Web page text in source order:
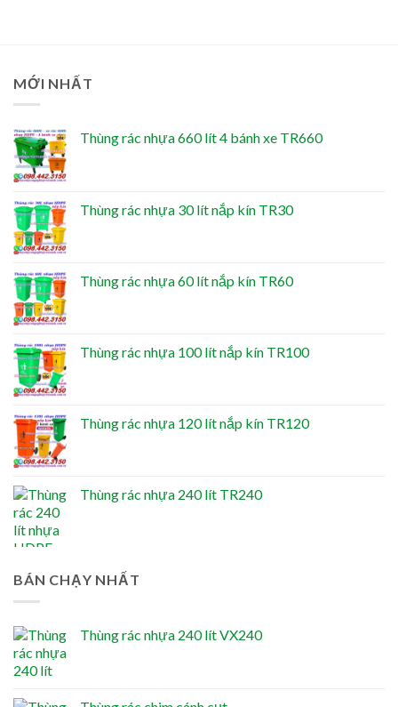
MỚI NHẤT
Thùng rác nhựa 660 lít 4 bánh xe TR660
Thùng rác nhựa 30 lít nắp kín TR30
Thùng rác nhựa 60 lít nắp kín TR60
Thùng rác nhựa 100 lít nắp kín TR100
Thùng rác nhựa 120 lít nắp kín TR120
Thùng rác nhựa 240 lít TR240
BÁN CHẠY NHẤT
Thùng rác nhựa 240 lít VX240